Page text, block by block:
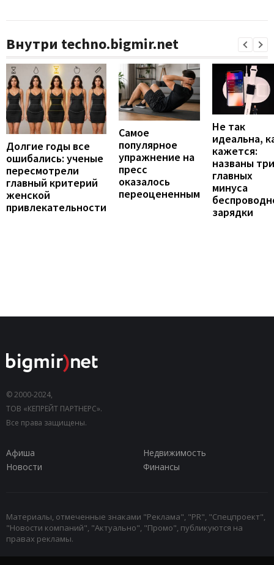
Внутри techno.bigmir.net
Долгие годы все
ошибались: ученые
пересмотрели
главный критерий
женской
привлекательности
Самое
популярное
упражнение на
пресс
оказалось
переоцененным
Не так
идеальна,
кажется:
названы три
главных
минуса
зарядки
© 2000-2024,
ТОВ «КЕПРЕЙТ ПАРТНЕРС».
Все права защищены.
Афиша
Недвижимость
Новости
Финансы
Материалы, отмеченные знаками "Реклама", "PR", "Спецпроект",
"Новости компаний", "Актуально", "Промо", публикуются на
правах рекламы.